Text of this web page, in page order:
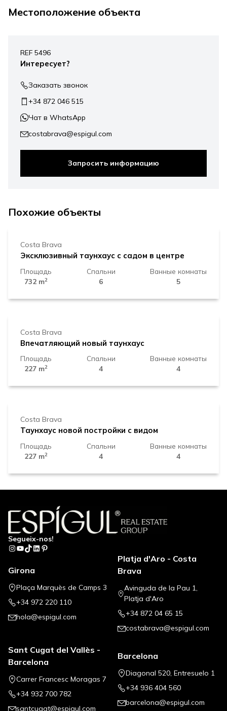
Местоположение объекта
−
REF 5496
Интересует?
Заказать звонок
+34 872 046 515
Чат в WhatsApp
costabrava@espigul.com
Запросить информацию
Похожие объекты
875.000 €
Costa Brava
Эксклюзивный таунхаус с садом в центре
Площадь
732 m2
Спальни
6
Ванные комнаты
5
525.000 €
Costa Brava
Впечатляющий новый таунхаус
Площадь
227 m2
Спальни
4
Ванные комнаты
4
525.000 €
Costa Brava
Таунхаус новой постройки с видом
Площадь
227 m2
Спальни
4
Ванные комнаты
4
Segueix-nos!
Instagram
YouTube
TikTok
LinkedIn
Pinterest
Girona
Plaça Marquès de Camps 3
+34 972 220 110
hola@espigul.com
Platja d'Aro - Costa
Brava
Avinguda de la Pau 1,
Platja d'Aro
+34 872 04 65 15
costabrava@espigul.com
Sant Cugat del Vallès -
Barcelona
Carrer Francesc Moragas 7
+34 932 700 782
santcugat@espigul.com
Barcelona
Diagonal 520, Entresuelo 1
+34 936 404 560
barcelona@espigul.com